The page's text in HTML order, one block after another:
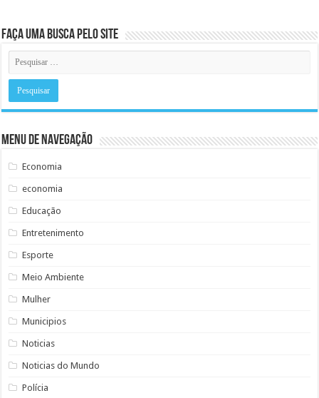
Faça uma busca pelo Site
Menu de Navegação
Economia
economia
Educação
Entretenimento
Esporte
Meio Ambiente
Mulher
Municipios
Noticias
Noticias do Mundo
Polícia